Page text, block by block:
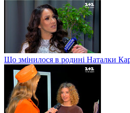
Що змінилося в родині Наталки